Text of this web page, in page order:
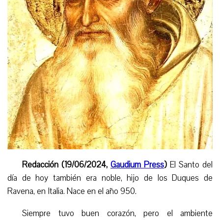
Redacción (19/06/2024, Gaudium Press) El Santo del
día de hoy también era noble, hijo de los Duques de
Ravena, en Italia. Nace en el año 950.
Siempre tuvo buen corazón, pero el ambiente